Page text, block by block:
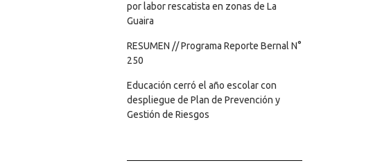
por labor rescatista en zonas de La
Guaira
RESUMEN // Programa Reporte Bernal N°
250
Educación cerró el año escolar con
despliegue de Plan de Prevención y
Gestión de Riesgos